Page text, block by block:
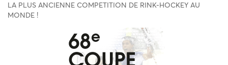
LA PLUS ANCIENNE COMPETITION DE RINK-HOCKEY AU
MONDE !